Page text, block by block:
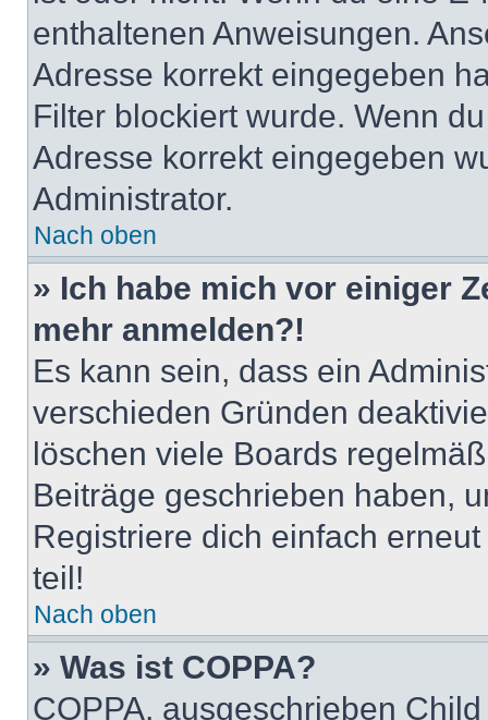
enthaltenen Anweisungen.
Adresse korrekt eingegeben
Filter blockiert wurde. Wenn
Adresse korrekt eingegeben
Administrator.
Nach oben
» Ich habe mich vor einiger
mehr anmelden?!
Es kann sein, dass ein
verschieden Gründen
löschen viele Boards
Beiträge geschrieben haben,
Registriere dich einfach
teil!
Nach oben
» Was ist COPPA?
COPPA, ausgeschrieben